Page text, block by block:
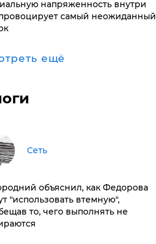
напряженность внутри
самый неожиданный
ещё
Сеть
объяснил, как Федорова
"использовать втемную",
то, чего выполнять не